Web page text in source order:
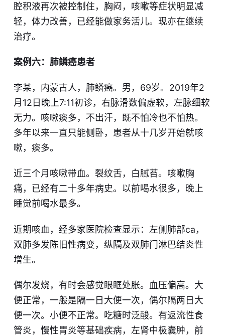
腔积液再次被控制住，胸闷，咳嗽等症状明显减
轻，体力改善，已经能做家务活儿。现亦在继续
治疗。
案例六：肺鳞癌患者
李某，内蒙古人，肺鳞癌。男，69岁。2019年2
月12日晚上7:11初诊，右脉滑数偏虚软，左脉细软
无力。咳嗽痰多，不出汗，既不怕冷也不怕热。
多年以来一直只能侧卧，患者从十几岁开始就咳
嗽，痰多。
近三个月咳嗽带血。裂纹舌，白腻苔。咳嗽胸
痛，已经有二十多年病史。以前喝水很多，晚上
睡觉前喝水最多。
近期咳血，经多家医院检查显示：左侧肺部ca，
双肺多发陈旧性病变，纵隔及双肺门淋巴结炎性
增生。
偶尔发烧，有时会感觉眼眶处胀。血压偏高。大
便正常，一般是隔一日大便一次，偶尔隔两日大
便一次。小便不正常。吃糖时泛酸。有返流性食
管炎，慢性胃炎等基础疾病，左肾中极囊肿，前